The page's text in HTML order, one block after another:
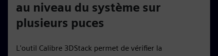
au niveau du système sur
plusieurs puces
L'outil Calibre 3DStack permet de vérifier la